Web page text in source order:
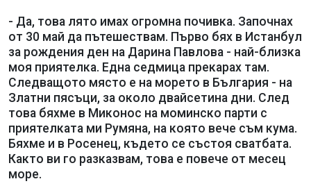
- Да, това лято имах огромна почивка. Започнах
от 30 май да пътешествам. Първо бях в Истанбул
за рождения ден на Дарина Павлова - най-близка
моя приятелка. Една седмица прекарах там.
Следващото място е на морето в България - на
Златни пясъци, за около двайсетина дни. След
това бяхме в Миконос на моминско парти с
приятелката ми Румяна, на която вече съм кума.
Бяхме и в Росенец, където се състоя сватбата.
Както ви го разказвам, това е повече от месец
море.